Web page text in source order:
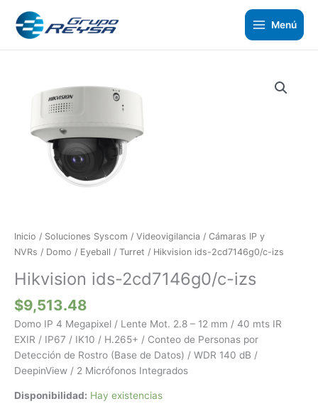
contenido
Menú
Inicio / Soluciones Syscom / Videovigilancia / Cámaras IP y
NVRs / Domo / Eyeball / Turret / Hikvision ids-2cd7146g0/c-izs
Hikvision ids-2cd7146g0/c-izs
$9,513.48
Domo IP 4 Megapixel / Lente Mot. 2.8 – 12 mm / 40 mts IR
EXIR / IP67 / IK10 / H.265+ / Conteo de Personas por
Detección de Rostro (Base de Datos) / WDR 140 dB /
DeepinView / 2 Micrófonos Integrados
Disponibilidad: Hay existencias
2cd7146g0/c-
cantidad